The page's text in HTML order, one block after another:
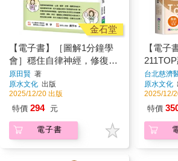
金石堂
【電子書】［圖解1分鐘學
會］穩住自律神經，修復身
心的微習慣練習
原田賢 著
原水文化 出版
2025/12/20 出版
特價 294 元
電子書
【電子
著醫生
腎臟病
台北慈濟
團隊著
原水文化
2025/12/
特價